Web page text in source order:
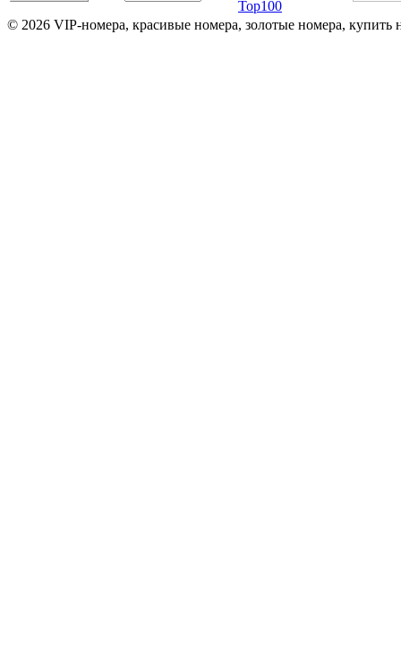
© 2026 VIP-номера, красивые номера, золотые номера,